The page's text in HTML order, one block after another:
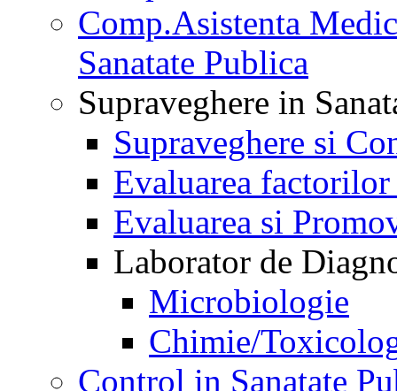
Comp.Asistenta
Sanatate Publica
Supraveghere in
Supraveghere si
Evaluarea
Evaluarea si
Laborator de
Microbiologie
Chimie/
Control in Sanatate